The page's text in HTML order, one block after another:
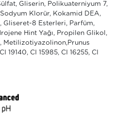
Gliserin, Polikuaterniyum 7,
Klorür, Kokamid DEA,
Gliseret-8 Esterleri, Parfüm,
Hint Yağı, Propilen Glikol,
19140, CI 15985, CI 16255, CI